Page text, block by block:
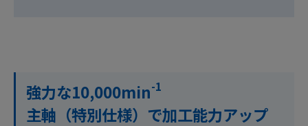
強力な10,000min-1
主軸（特別仕様）で加工能力アップ